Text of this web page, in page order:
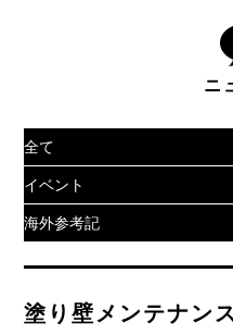
ニ
全て
イベント
海外参考記
塗り壁メンテナン